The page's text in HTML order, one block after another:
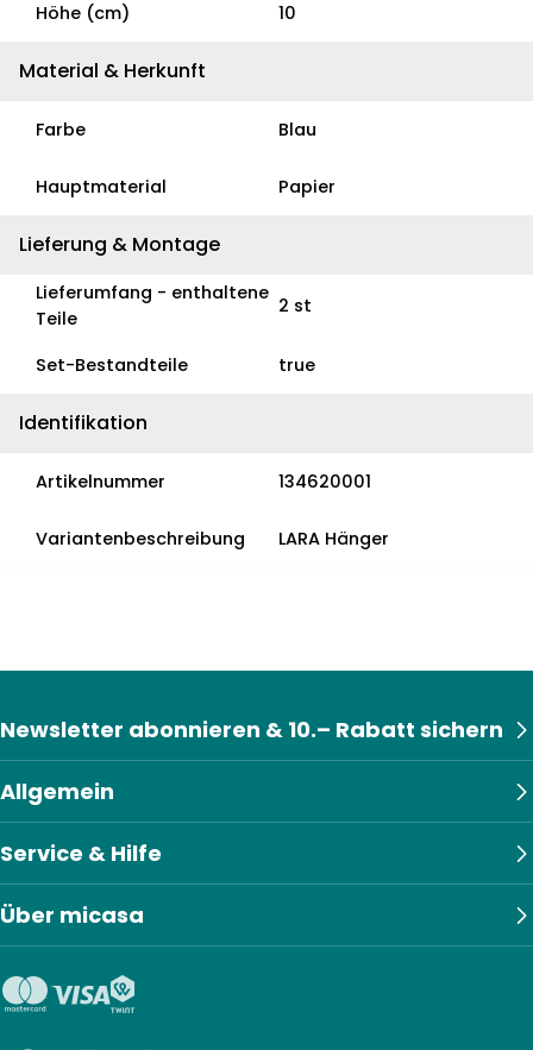
Höhe (cm) 10
Material & Herkunft
Farbe Blau
Hauptmaterial Papier
Lieferung & Montage
Lieferumfang - enthaltene
Teile
2 st
Set-Bestandteile true
Identifikation
Artikelnummer 134620001
Variantenbeschreibung LARA Hänger
Allgemein
Service & Hilfe
Über micasa
Newsletter abonnieren & 10.– Rabatt sichern